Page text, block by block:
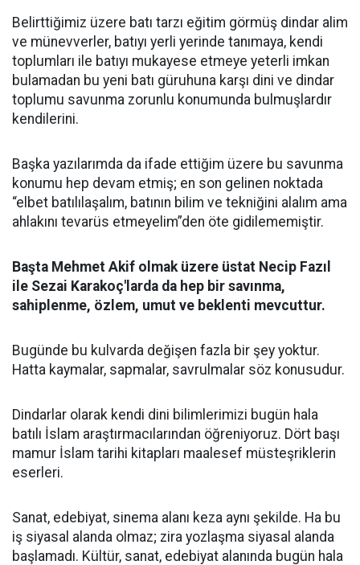
Belirttiğimiz üzere batı tarzı eğitim görmüş dindar alim
ve münevverler, batıyı yerli yerinde tanımaya, kendi
toplumları ile batıyı mukayese etmeye yeterli imkan
bulamadan bu yeni batı güruhuna karşı dini ve dindar
toplumu savunma zorunlu konumunda bulmuşlardır
kendilerini.
Başka yazılarımda da ifade ettiğim üzere bu savunma
konumu hep devam etmiş; en son gelinen noktada
“elbet batılılaşalım, batının bilim ve tekniğini alalım ama
ahlakını tevarüs etmeyelim”den öte gidilememiştir.
Başta Mehmet Akif olmak üzere üstat Necip Fazıl
ile Sezai Karakoç'larda da hep bir savınma,
sahiplenme, özlem, umut ve beklenti mevcuttur.
Bugünde bu kulvarda değişen fazla bir şey yoktur.
Hatta kaymalar, sapmalar, savrulmalar söz konusudur.
Dindarlar olarak kendi dini bilimlerimizi bugün hala
batılı İslam araştırmacılarından öğreniyoruz. Dört başı
mamur İslam tarihi kitapları maalesef müsteşriklerin
eserleri.
Sanat, edebiyat, sinema alanı keza aynı şekilde. Ha bu
iş siyasal alanda olmaz; zira yozlaşma siyasal alanda
başlamadı. Kültür, sanat, edebiyat alanında bugün hala